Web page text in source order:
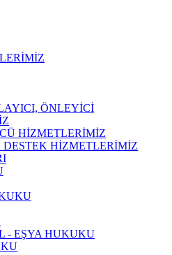
ÖNLEYİCİ
HİZMETLERİMİZ
DESTEK HİZMETLERİMİZ
- EŞYA HUKUKU